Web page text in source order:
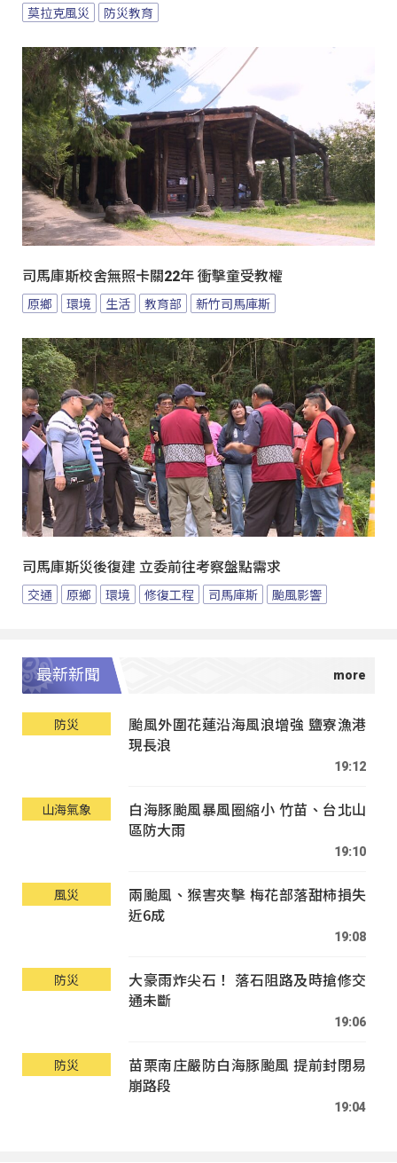
莫拉克風災
防災教育
司馬庫斯校舍無照卡關22年 衝擊童受教權
原鄉 環境 生活 教育部 新竹司馬庫斯
司馬庫斯災後復建 立委前往考察盤點需求
交通 原鄉 環境 修復工程 司馬庫斯 颱風影響
最新新聞
防災
颱風外圍花蓮沿海風浪增強 鹽寮漁港
現長浪
19:12
山海氣象
白海豚颱風暴風圈縮小 竹苗、台北山
區防大雨
19:10
風災
兩颱風、猴害夾擊 梅花部落甜柿損失
近6成
19:08
防災
大豪雨炸尖石！ 落石阻路及時搶修交
通未斷
19:06
防災
苗栗南庄嚴防白海豚颱風 提前封閉易
崩路段
19:04